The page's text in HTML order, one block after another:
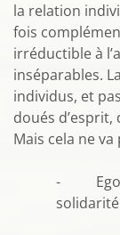
la relation
fois
irréductible à
inséparables.
individus, et
doués d’esprit,
Mais cela ne
-